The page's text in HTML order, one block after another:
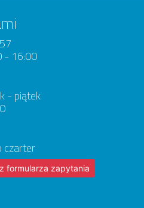
- 16:00
- piątek
czarter
formularza zapytania